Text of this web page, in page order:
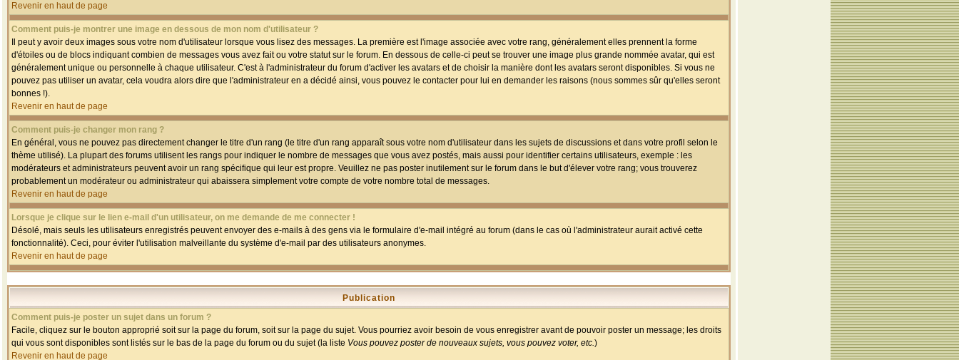
Revenir en haut de page
Comment puis-je montrer une image en dessous de mon nom d'utilisateur ?
Il peut y avoir deux images sous votre nom d'utilisateur lorsque vous lisez des messages. La première est l'image associée avec votre rang, généralement elles prennent la forme
d'étoiles ou de blocs indiquant combien de messages vous avez fait ou votre statut sur le forum. En dessous de celle-ci peut se trouver une image plus grande nommée avatar, qui est
généralement unique ou personnelle à chaque utilisateur. C'est à l'administrateur du forum d'activer les avatars et de choisir la manière dont les avatars seront disponibles. Si vous ne
pouvez pas utiliser un avatar, cela voudra alors dire que l'administrateur en a décidé ainsi, vous pouvez le contacter pour lui en demander les raisons (nous sommes sûr qu'elles seront
bonnes !).
Revenir en haut de page
Comment puis-je changer mon rang ?
En général, vous ne pouvez pas directement changer le titre d'un rang (le titre d'un rang apparaît sous votre nom d'utilisateur dans les sujets de discussions et dans votre profil selon le
thème utilisé). La plupart des forums utilisent les rangs pour indiquer le nombre de messages que vous avez postés, mais aussi pour identifier certains utilisateurs, exemple : les
modérateurs et administrateurs peuvent avoir un rang spécifique qui leur est propre. Veuillez ne pas poster inutilement sur le forum dans le but d'élever votre rang; vous trouverez
probablement un modérateur ou administrateur qui abaissera simplement votre compte de votre nombre total de messages.
Revenir en haut de page
Lorsque je clique sur le lien e-mail d'un utilisateur, on me demande de me connecter !
Désolé, mais seuls les utilisateurs enregistrés peuvent envoyer des e-mails à des gens via le formulaire d'e-mail intégré au forum (dans le cas où l'administrateur aurait activé cette
fonctionnalité). Ceci, pour éviter l'utilisation malveillante du système d'e-mail par des utilisateurs anonymes.
Revenir en haut de page
Publication
Comment puis-je poster un sujet dans un forum ?
Facile, cliquez sur le bouton approprié soit sur la page du forum, soit sur la page du sujet. Vous pourriez avoir besoin de vous enregistrer avant de pouvoir poster un message; les droits
qui vous sont disponibles sont listés sur le bas de la page du forum ou du sujet (la liste Vous pouvez poster de nouveaux sujets, vous pouvez voter, etc.)
Revenir en haut de page